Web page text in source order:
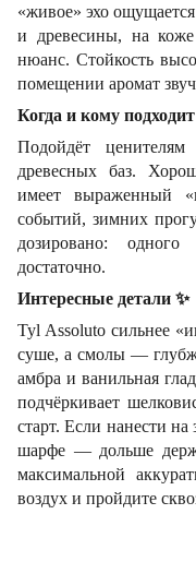
«живое» эхо
и древесины, на
нюанс. Стойкость
помещении аромат
Когда и кому подходит
Подойдёт
древесных баз.
имеет выраженный
событий, зимних
дозировано:
достаточно.
Интересные детали ✨
Tyl Assoluto сильнее
суше, а смолы —
амбра и ванильная
подчёркивает
старт. Если нанести
шарфе — дольше
максимальной
воздух и пройдите